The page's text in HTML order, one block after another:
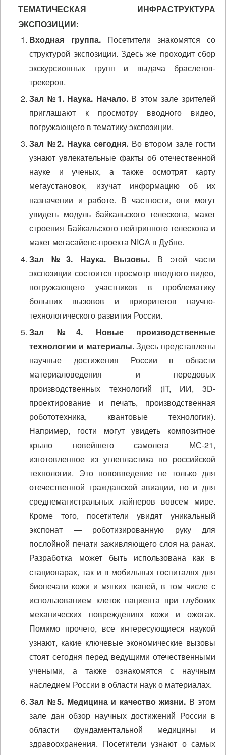
ТЕМАТИЧЕСКАЯ ИНФРАСТРУКТУРА
ЭКСПОЗИЦИИ:
Входная группа.Посетители знакомятся со
структурой экспозиции. Здесь же проходит сбор
экскурсионных групп и выдача браслетов-
трекеров.
Зал №1. Наука. Начало.В этом зале зрителей
приглашают к просмотру вводного видео,
погружающего в тематику экспозиции.
Зал №2. Наука сегодня. Во втором зале гости
узнают увлекательные факты об отечественной
науке и ученых, а также осмотрят карту
мегаустановок, изучат информацию об их
назначении и работе. В частности, они могут
увидеть модуль байкальского телескопа, макет
строения Байкальского нейтринного телескопа и
макет мегасайенс-проекта NICA в Дубне.
Зал №3. Наука. Вызовы. В этой части
экспозиции состоится просмотр вводного видео,
погружающего участников в проблематику
больших вызовов и приоритетов научно-
технологического развития России.
Зал №4. Новые производственные
технологии и материалы.Здесь представлены
научные достижения России в области
материаловедения и передовых
производственных технологий (IT, ИИ, 3D-
проектирование и печать, производственная
робототехника, квантовые технологии).
Например, гости могут увидеть композитное
крыло новейшего самолета МС-21,
изготовленное из углепластика по российской
технологии. Это нововведение не только для
отечественной гражданской авиации, но и для
среднемагистральных лайнеров вовсем мире.
Кроме того, посетители увидят уникальный
экспонат — роботизированную руку для
послойной печати заживляющего слоя на ранах.
Разработка может быть использована как в
стационарах, так и в мобильных госпиталях для
биопечати кожи и мягких тканей, в том числе с
использованием клеток пациента при глубоких
механических повреждениях кожи и ожогах.
Помимо прочего, все интересующиеся наукой
узнают, какие ключевые экономические вызовы
стоят сегодня перед ведущими отечественными
учеными, а также ознакомятся с научным
наследием России в области наук о материалах.
Зал №5. Медицина и качество жизни. В этом
зале дан обзор научных достижений России в
области фундаментальной медицины и
здравоохранения. Посетители узнают о самых